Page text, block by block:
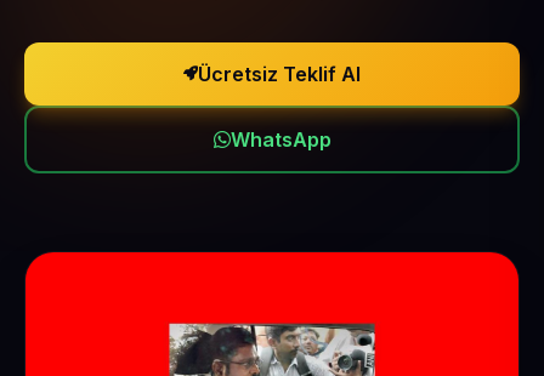
Ücretsiz Teklif Al
WhatsApp